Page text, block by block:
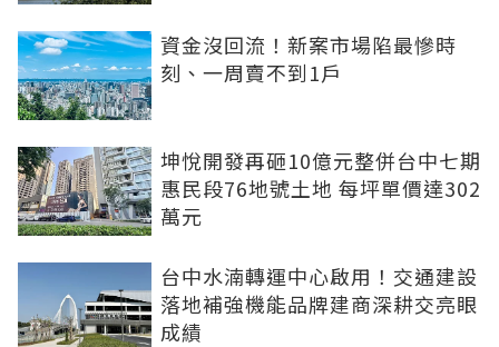
資金沒回流！新案市場陷最慘時
刻、一周賣不到1戶
坤悅開發再砸10億元整併台中七期
惠民段76地號土地 每坪單價達302
萬元
台中水湳轉運中心啟用！交通建設
落地補強機能品牌建商深耕交亮眼
成績